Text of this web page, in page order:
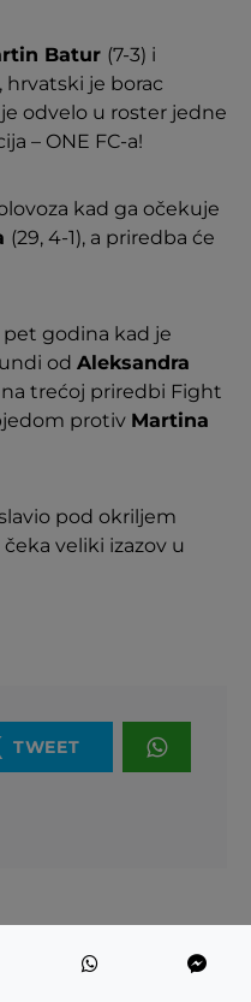
Batur (7-3) i
je borac
odvelo u roster jedne
– ONE FC-a!
kad ga očekuje
(29, 4-1), a priredba će
godina kad je
od Aleksandra
na trećoj priredbi Fight
protiv Martina
pod okriljem
veliki izazov u
TWEET